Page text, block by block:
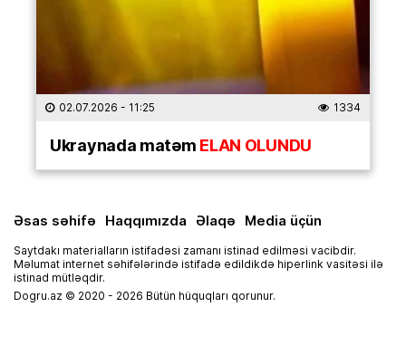
02.07.2026 - 11:25 1334
Ukraynada matəmELAN OLUNDU
Əsas səhifə Haqqımızda Əlaqə Media üçün
Saytdakı materialların istifadəsi zamanı istinad edilməsi vacibdir.
Məlumat internet səhifələrində istifadə edildikdə hiperlink vasitəsi ilə
istinad mütləqdir.
Dogru.az © 2020 - 2026 Bütün hüquqları qorunur.